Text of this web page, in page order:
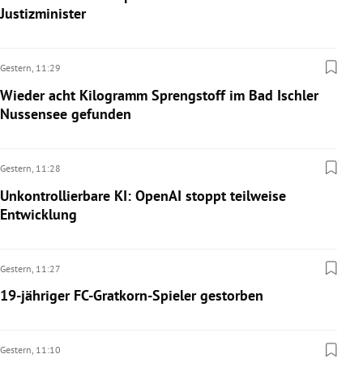
Justizminister
Gestern, 11:29
Wieder acht Kilogramm Sprengstoff im Bad Ischler
Nussensee gefunden
Gestern, 11:28
Unkontrollierbare KI: OpenAI stoppt teilweise
Entwicklung
Gestern, 11:27
19-jähriger FC-Gratkorn-Spieler gestorben
Gestern, 11:10